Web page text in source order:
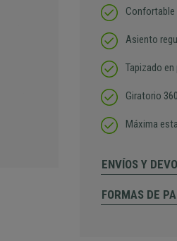
Confortable
Asiento
Tapizado
Giratorio
Máxima
ENVÍOS Y
FORMAS DE